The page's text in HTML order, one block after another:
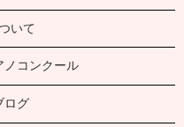
いて
ノコンクール
ログ